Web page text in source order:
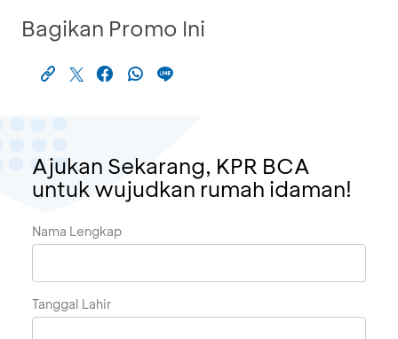
Bagikan Promo Ini
Ajukan Sekarang, KPR BCA
untuk wujudkan rumah idaman!
Nama Lengkap
Tanggal Lahir